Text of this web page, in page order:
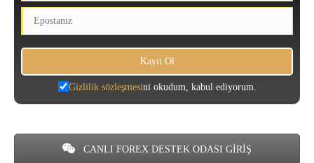
Gizlilik sözleşmesini okudum, kabul ediyorum.
CANLI FOREX DESTEK ODASI GİRİŞ